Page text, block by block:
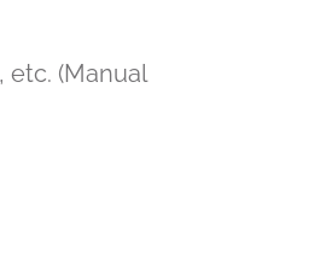
etc. (Manual